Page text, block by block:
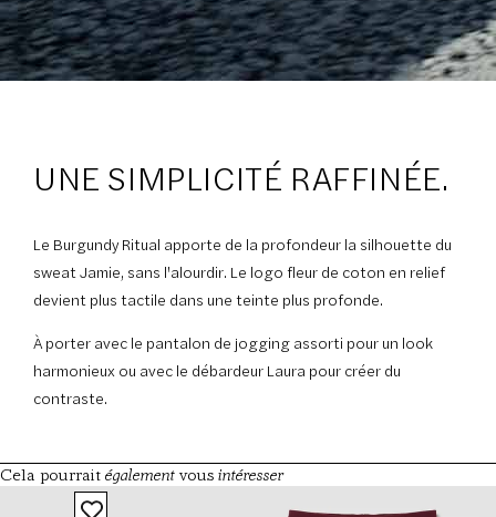
UNE SIMPLICITÉ RAFFINÉE.
Le Burgundy Ritual apporte de la profondeur la silhouette du
sweat Jamie, sans l'alourdir. Le logo fleur de coton en relief
devient plus tactile dans une teinte plus profonde.
À porter avec le pantalon de jogging assorti pour un look
harmonieux ou avec le débardeur Laura pour créer du
contraste.
Cela pourrait également vous intéresser